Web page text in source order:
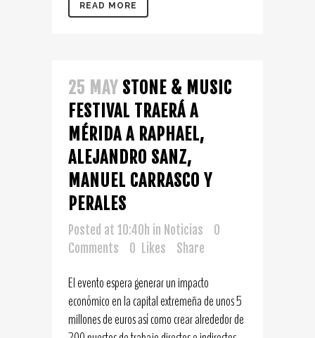
READ MORE
25 MAY STONE & MUSIC
FESTIVAL TRAERÁ A
MÉRIDA A RAPHAEL,
ALEJANDRO SANZ,
MANUEL CARRASCO Y
PERALES
Posted at 10:40h in Noticias
0
Comments
0 Likes Share
El evento espera generar un impacto
económico en la capital extremeña de unos 5
millones de euros así como crear alrededor de